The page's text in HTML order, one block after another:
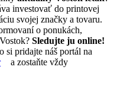
investovať do printovej
svojej značky a tovaru.
o ponukách,
Sledujte ju online!
si pridajte náš portál na
a zostaňte vždy